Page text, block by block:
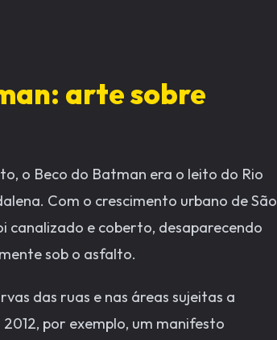
arte sobre
o Beco do Batman era o leito do Rio
Com o crescimento urbano de São
canalizado e coberto, desaparecendo
sob o asfalto.
das ruas e nas áreas sujeitas a
por exemplo, um manifesto